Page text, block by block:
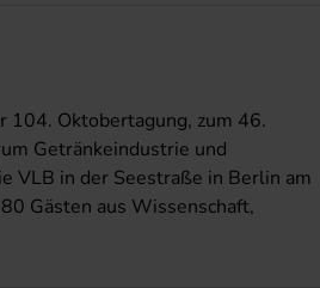
104. Oktobertagung, zum 46.
Getränkeindustrie und
VLB in der Seestraße in Berlin am
Gästen aus Wissenschaft,